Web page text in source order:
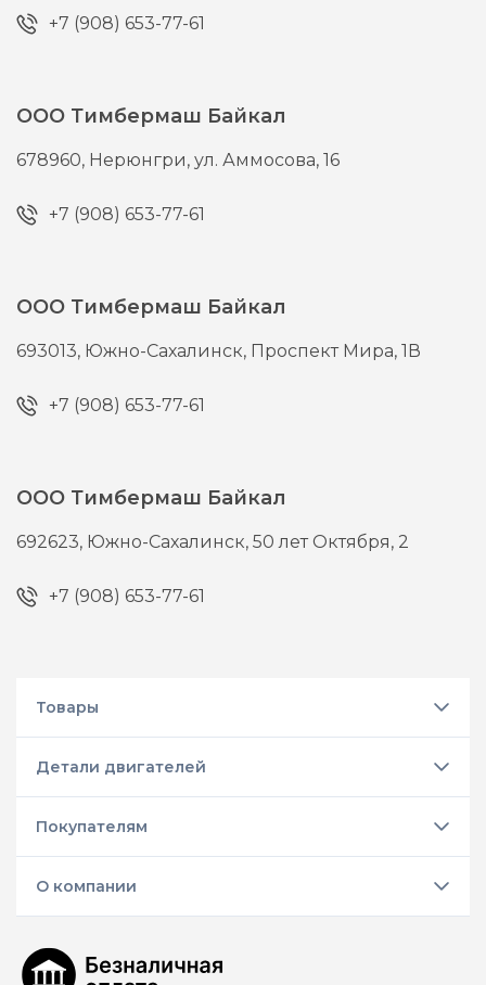
+7 (908) 653-77-61
ООО Тимбермаш Байкал
678960, Нерюнгри,ул. Аммосова, 16
+7 (908) 653-77-61
ООО Тимбермаш Байкал
693013, Южно-Сахалинск, Проспект Мира, 1В
+7 (908) 653-77-61
ООО Тимбермаш Байкал
692623, Южно-Сахалинск,50 лет Октября, 2
+7 (908) 653-77-61
Товары
Детали двигателей
Покупателям
О компании